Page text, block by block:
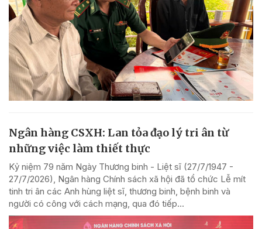
Ngân hàng CSXH: Lan tỏa đạo lý tri ân từ
những việc làm thiết thực
Kỷ niệm 79 năm Ngày Thương binh - Liệt sĩ (27/7/1947 -
27/7/2026), Ngân hàng Chính sách xã hội đã tổ chức Lễ mít
tinh tri ân các Anh hùng liệt sĩ, thương binh, bệnh binh và
người có công với cách mạng, qua đó tiếp...